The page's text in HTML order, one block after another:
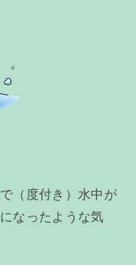
（度付き）水中が
なったような気